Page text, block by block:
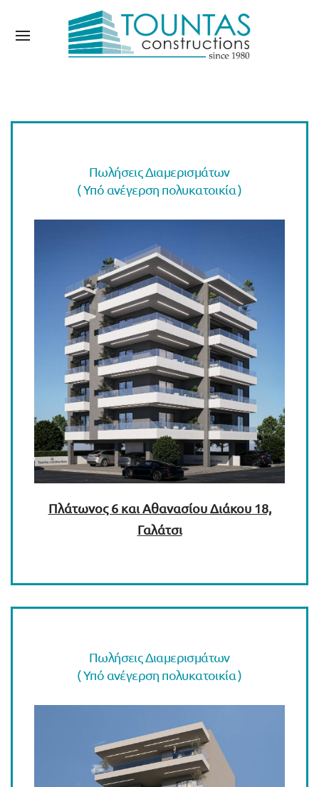
Πωλήσεις Διαμερισμάτων
( Υπό ανέγερση πολυκατοικία )
Πλάτωνος 6 και Αθανασίου Διάκου 18,
Γαλάτσι
Πωλήσεις Διαμερισμάτων
( Υπό ανέγερση πολυκατοικία )